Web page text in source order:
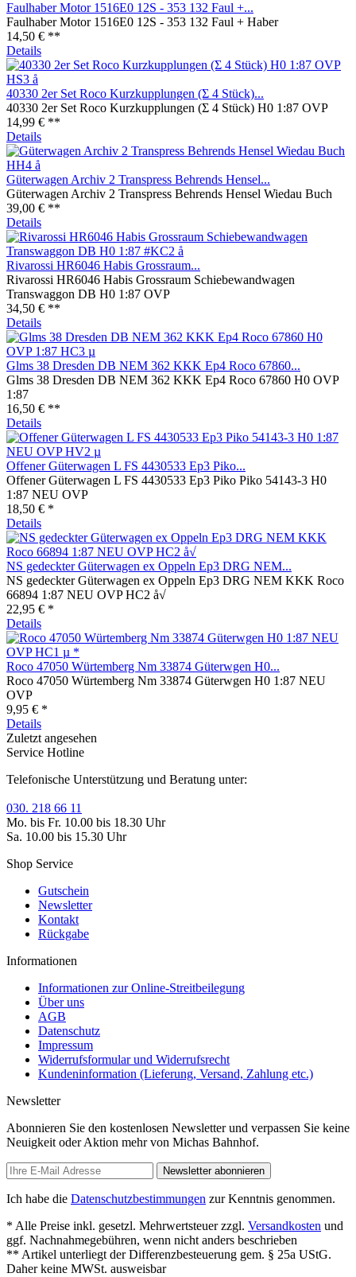
Faulhaber Motor 1516E0 12S - 353 132 Faul +...
Faulhaber Motor 1516E0 12S - 353 132 Faul + Haber
14,50 € **
Details
40330 2er Set Roco Kurzkupplungen (Σ 4 Stück)...
40330 2er Set Roco Kurzkupplungen (Σ 4 Stück) H0 1:87 OVP
14,99 € **
Details
Güterwagen Archiv 2 Transpress Behrends Hensel...
Güterwagen Archiv 2 Transpress Behrends Hensel Wiedau Buch
39,00 € **
Details
Rivarossi HR6046 Habis Grossraum...
Rivarossi HR6046 Habis Grossraum Schiebewandwagen
Transwaggon DB H0 1:87 OVP
34,50 € **
Details
Glms 38 Dresden DB NEM 362 KKK Ep4 Roco 67860...
Glms 38 Dresden DB NEM 362 KKK Ep4 Roco 67860 H0 OVP
1:87
16,50 € **
Details
Offener Güterwagen L FS 4430533 Ep3 Piko...
Offener Güterwagen L FS 4430533 Ep3 Piko Piko 54143-3 H0
1:87 NEU OVP
18,50 € *
Details
NS gedeckter Güterwagen ex Oppeln Ep3 DRG NEM...
NS gedeckter Güterwagen ex Oppeln Ep3 DRG NEM KKK Roco
66894 1:87 NEU OVP HC2 å√
22,95 € *
Details
Roco 47050 Würtemberg Nm 33874 Güterwgen H0...
Roco 47050 Würtemberg Nm 33874 Güterwgen H0 1:87 NEU
OVP
9,95 € *
Details
Zuletzt angesehen
Service Hotline
Telefonische Unterstützung und Beratung unter:
030. 218 66 11
Mo. bis Fr. 10.00 bis 18.30 Uhr
Sa. 10.00 bis 15.30 Uhr
Shop Service
Gutschein
Newsletter
Kontakt
Rückgabe
Informationen
Informationen zur Online-Streitbeilegung
Über uns
AGB
Datenschutz
Impressum
Widerrufsformular und Widerrufsrecht
Kundeninformation (Lieferung, Versand, Zahlung etc.)
Newsletter
Abonnieren Sie den kostenlosen Newsletter und verpassen Sie keine
Neuigkeit oder Aktion mehr von Michas Bahnhof.
Newsletter abonnieren
Ich habe die Datenschutzbestimmungen zur Kenntnis genommen.
* Alle Preise inkl. gesetzl. Mehrwertsteuer zzgl. Versandkosten und
ggf. Nachnahmegebühren, wenn nicht anders beschrieben
** Artikel unterliegt der Differenzbesteuerung gem. § 25a UStG.
Daher keine MWSt. ausweisbar